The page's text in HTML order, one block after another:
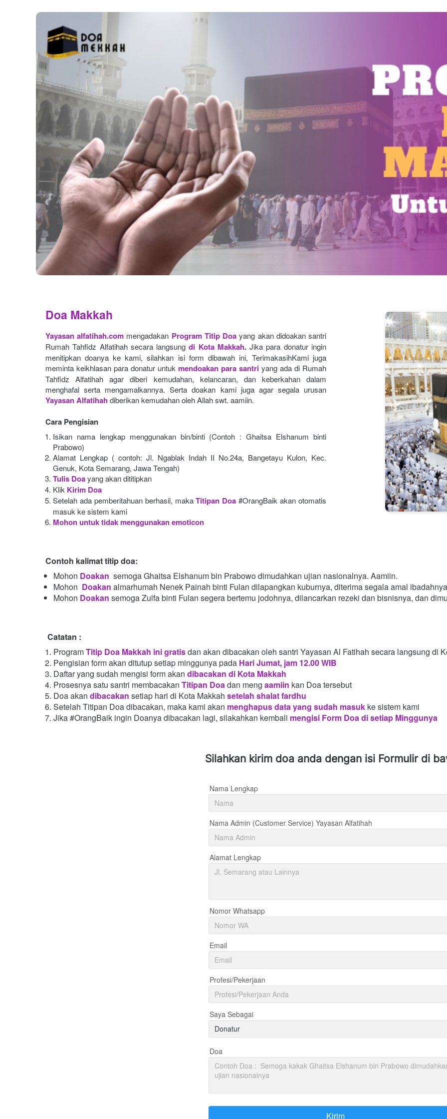
Doa Makkah
Yayasan alfatihah.com mengadakan Program Titip Doa yang akan didoakan santri
Rumah Tahfidz Alfatihah secara langsung di Kota Makkah. Jika para donatur ingin
menitipkan doanya ke kami, silahkan isi form dibawah ini, TerimakasihKami juga
meminta keikhlasan para donatur untuk mendoakan para santri yang ada di Rumah
Tahfidz Alfatihah agar diberi kemudahan, kelancaran, dan keberkahan dalam
menghafal serta mengamalkannya. Serta doakan kami juga agar segala urusan
Yayasan Alfatihah diberikan kemudahan oleh Allah swt. aamiin.
Cara Pengisian
Isikan nama lengkap menggunakan bin/binti (Contoh : Ghaitsa Elshanum binti
Prabowo)
Alamat Lengkap ( contoh: Jl. Ngablak Indah II No.24a, Bangetayu Kulon, Kec.
Genuk, Kota Semarang, Jawa Tengah)
Tulis Doayang akan dititipkan
Klik Kirim Doa
Setelah ada pemberitahuan berhasil, maka Titipan Doa #OrangBaik akan otomatis
masuk ke sistem kami
Mohon untuk tidak menggunakan emoticon
Contoh kalimat titip doa:
Mohon Doakan semoga Ghaitsa Elshanum bin Prabowo dimudahkan ujian nasionalnya. Aamiin.
Mohon Doakan almarhumah Nenek Painah binti Fulan dilapangkan kuburnya, diterima segala amal
Mohon Doakan semoga Zulfa binti Fulan segera bertemu jodohnya, dilancarkan rezeki dan bisnisnya, dan
Catatan :
ProgramTitip Doa Makkah ini gratisdan akan dibacakan oleh santri Yayasan Al Fatihah secara langsung di
Pengisian form akan ditutup setiap minggunya pada Hari Jumat, jam 12.00 WIB
Daftar yang sudah mengisi form akan dibacakan di Kota Makkah
Prosesnya satu santri membacakan Titipan Doadan meng aamiin kan Doa tersebut
Doa akan dibacakan setiap hari di Kota Makkah setelah shalat fardhu
Setelah Titipan Doa dibacakan, maka kami akan menghapus data yang sudah masuk ke sistem kami
Jika #OrangBaik ingin Doanya dibacakan lagi, silakahkan kembali mengisi Form Doa di setiap Minggunya
Silahkan kirim doa anda dengan isi Formulir di
Nama Lengkap
Nama Admin (Customer Service) Yayasan Alfatihah
Alamat Lengkap
Nomor Whatsapp
Email
Profesi/Pekerjaan
Saya Sebagai
Donatur
Doa
`Kirim